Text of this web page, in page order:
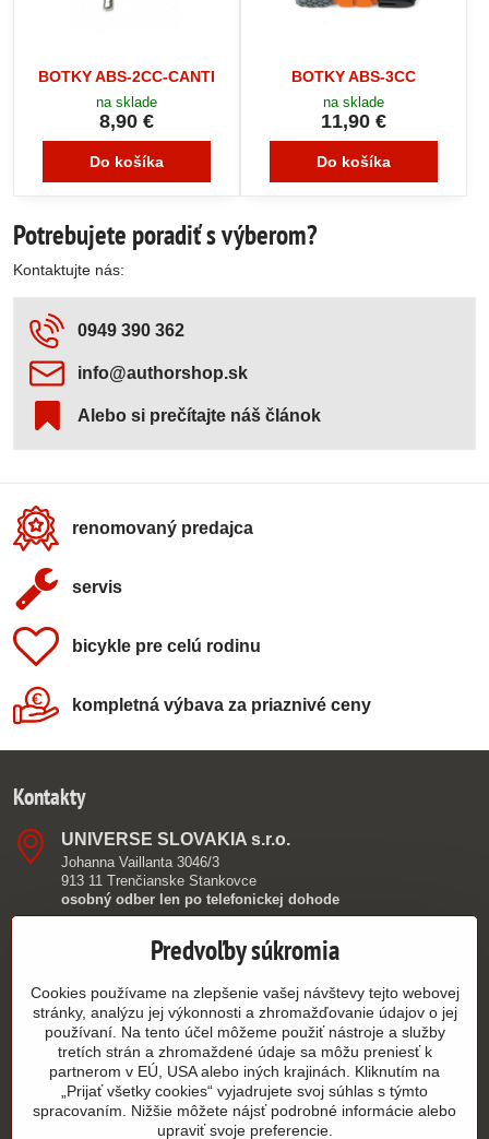
BOTKY ABS-2CC-CANTI
na sklade
8,90 €
Do košíka
BOTKY ABS-3CC
na sklade
11,90 €
Do košíka
Potrebujete poradiť s výberom?
Kontaktujte nás:
0949 390 362
info​@authorshop​.sk
Alebo si prečítajte náš článok
renomovaný predajca
servis
bicykle pre celú rodinu
kompletná výbava za priaznivé ceny
Kontakty
UNIVERSE SLOVAKIA s​.r​.o​.
Johanna Vaillanta 3046/3
913 11 Trenčianske Stankovce
osobný odber len po telefonickej dohode
0949 390 362
info​@authorshop​.sk
9:00 - 15:00
PO - PIA
Všetko k nákupu
Predvoľby súkromia
Cookies používame na zlepšenie vašej návštevy tejto webovej
stránky, analýzu jej výkonnosti a zhromažďovanie údajov o jej
používaní. Na tento účel môžeme použiť nástroje a služby
tretích strán a zhromaždené údaje sa môžu preniesť k
partnerom v EÚ, USA alebo iných krajinách. Kliknutím na
„Prijať všetky cookies“ vyjadrujete svoj súhlas s týmto
spracovaním. Nižšie môžete nájsť podrobné informácie alebo
upraviť svoje preferencie.